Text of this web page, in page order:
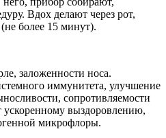
Вдох делают через рот,
более 15 минут).
заложенности носа.
иммунитета, улучшение
сопротивляемости
ускоренному выздоровлению,
микрофлоры.